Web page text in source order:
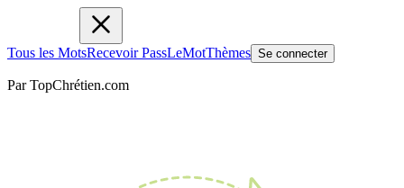
Tous les MotsRecevoir PassLeMotThèmes Se connecter
Par TopChrétien.com